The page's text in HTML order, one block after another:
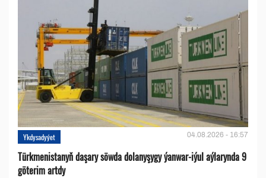
Ykdysadyýet 04.08.2026 - 16:57
Türkmenistanyň daşary söwda dolanyşygy ýanwar-iýul aýlarynda 9
göterim artdy